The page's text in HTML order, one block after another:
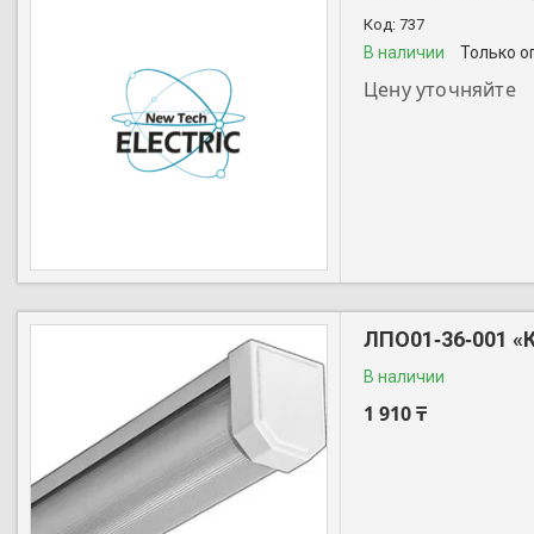
737
В наличии Только
Цену уточняйте
ЛПО01‑36‑001
В наличии
1 910 ₸